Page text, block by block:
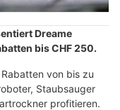
Dreame
bis CHF 250.
von bis zu
Staubsauger
profitieren.